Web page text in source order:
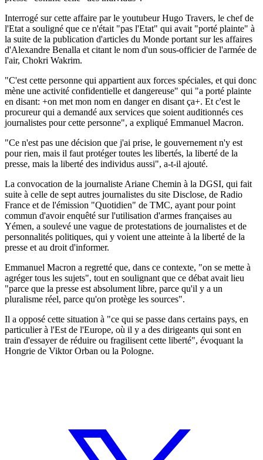
Interrogé sur cette affaire par le youtubeur Hugo Travers, le chef de
l'Etat a souligné que ce n'était "pas l'Etat" qui avait "porté plainte" à
la suite de la publication d'articles du Monde portant sur les affaires
d'Alexandre Benalla et citant le nom d'un sous-officier de l'armée de
l'air, Chokri Wakrim.
"C'est cette personne qui appartient aux forces spéciales, et qui donc
mène une activité confidentielle et dangereuse" qui "a porté plainte
en disant: +on met mon nom en danger en disant ça+. Et c'est le
procureur qui a demandé aux services que soient auditionnés ces
journalistes pour cette personne", a expliqué Emmanuel Macron.
"Ce n'est pas une décision que j'ai prise, le gouvernement n'y est
pour rien, mais il faut protéger toutes les libertés, la liberté de la
presse, mais la liberté des individus aussi", a-t-il ajouté.
La convocation de la journaliste Ariane Chemin à la DGSI, qui fait
suite à celle de sept autres journalistes du site Disclose, de Radio
France et de l'émission "Quotidien" de TMC, ayant pour point
commun d'avoir enquêté sur l'utilisation d'armes françaises au
Yémen, a soulevé une vague de protestations de journalistes et de
personnalités politiques, qui y voient une atteinte à la liberté de la
presse et au droit d'informer.
Emmanuel Macron a regretté que, dans ce contexte, "on se mette à
agréger tous les sujets", tout en soulignant que ce débat avait lieu
"parce que la presse est absolument libre, parce qu'il y a un
pluralisme réel, parce qu'on protège les sources".
Il a opposé cette situation à "ce qui se passe dans certains pays, en
particulier à l'Est de l'Europe, où il y a des dirigeants qui sont en
train d'essayer de réduire ou fragilisent cette liberté", évoquant la
Hongrie de Viktor Orban ou la Pologne.